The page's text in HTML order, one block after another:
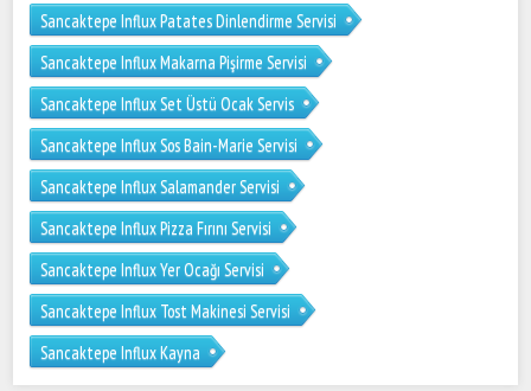
Sancaktepe Influx Patates Dinlendirme Servisi
Sancaktepe Influx Makarna Pişirme Servisi
Sancaktepe Influx Set Üstü Ocak Servis
Sancaktepe Influx Sos Bain-Marie Servisi
Sancaktepe Influx Salamander Servisi
Sancaktepe Influx Pizza Fırını Servisi
Sancaktepe Influx Yer Ocağı Servisi
Sancaktepe Influx Tost Makinesi Servisi
Sancaktepe Influx Kayna